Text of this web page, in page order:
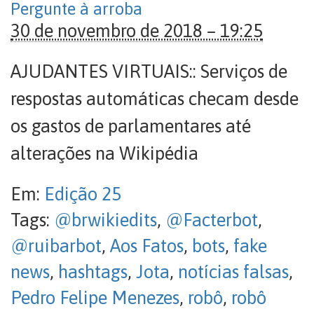
Pergunte à arroba
30 de novembro de 2018 – 19:25
AJUDANTES VIRTUAIS:: Serviços de
respostas automáticas checam desde
os gastos de parlamentares até
alterações na Wikipédia
Em: Edição 25
Tags: @brwikiedits, @Facterbot,
@ruibarbot, Aos Fatos, bots, fake
news, hashtags, Jota, notícias falsas,
Pedro Felipe Menezes, robô, robô